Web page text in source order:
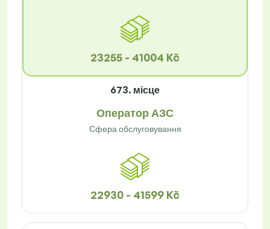
23255 - 41004 Kč
673. місце
Оператор АЗС
Сфера обслуговування
22930 - 41599 Kč